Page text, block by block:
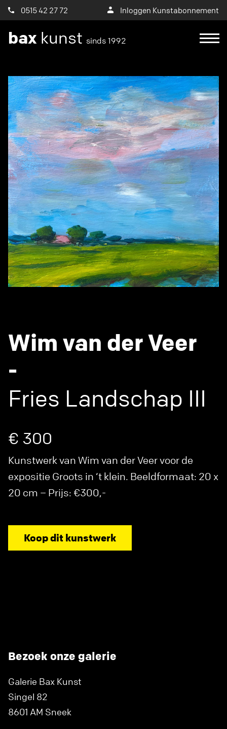
0515 42 27 72 Inloggen Kunstabonnement
bax kunst sinds 1992
Wim van der Veer
-
Fries Landschap III
€ 300
Kunstwerk van Wim van der Veer voor de
expositie Groots in ‘t klein. Beeldformaat: 20 x
20 cm – Prijs: €300,-
Koop dit kunstwerk
Bezoek onze galerie
Galerie Bax Kunst
Singel 82
8601 AM Sneek